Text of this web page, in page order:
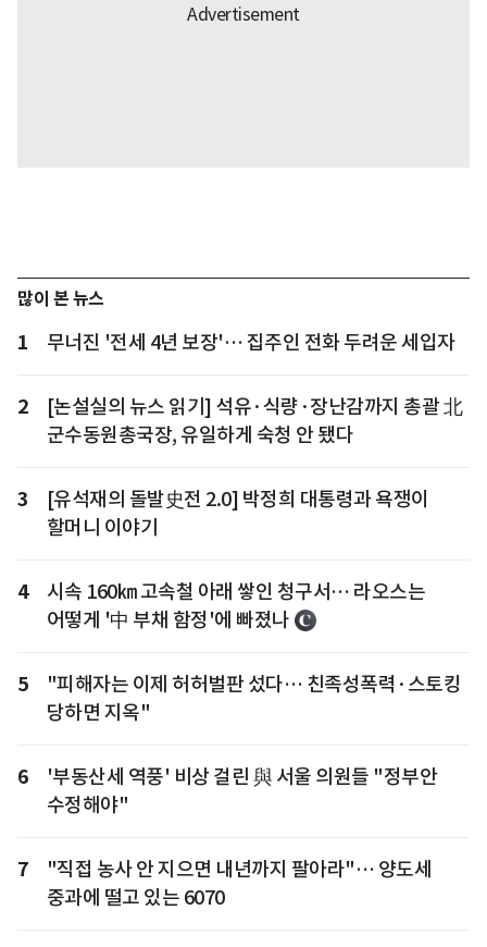
많이 본 뉴스
1 무너진 '전세 4년 보장'… 집주인 전화 두려운 세입자
2
[논설실의 뉴스 읽기] 석유·식량·장난감까지 총괄 北
군수동원총국장, 유일하게 숙청 안 됐다
3
[유석재의 돌발史전 2.0] 박정희 대통령과 욕쟁이
할머니 이야기
4
시속 160㎞ 고속철 아래 쌓인 청구서… 라오스는
어떻게 '中 부채 함정'에 빠졌나
5
"피해자는 이제 허허벌판 섰다… 친족성폭력·스토킹
당하면 지옥"
6
'부동산세 역풍' 비상 걸린 與 서울 의원들 "정부안
수정해야"
7
"직접 농사 안 지으면 내년까지 팔아라"… 양도세
중과에 떨고 있는 6070